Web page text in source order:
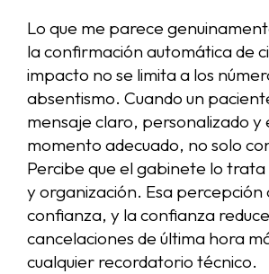
Lo que me parece
la confirmación automática de
impacto no se limita a los
absentismo. Cuando un
mensaje claro, personalizado y
momento adecuado, no solo
Percibe que el gabinete lo
y organización. Esa percepción
confianza, y la confianza
cancelaciones de última hora
cualquier recordatorio técnico.